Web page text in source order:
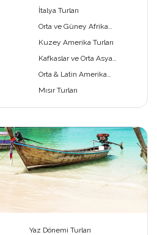
İtalya Turları
Orta ve Güney Afrika
Kuzey Amerika Turları
Kafkaslar ve Orta Asya
Orta & Latin Amerika
Mısır Turları
Yaz Dönemi Turları